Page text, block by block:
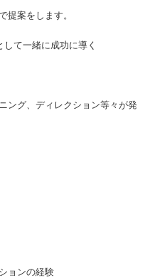
提案をします。
て一緒に成功に導く
ング、ディレクション等々が発
ョンの経験